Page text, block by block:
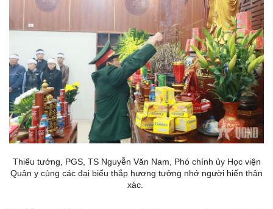
Thiếu tướng, PGS, TS Nguyễn Văn Nam, Phó chính ủy Học viện
Quân y cùng các đại biểu thắp hương tưởng nhớ người hiến thân
xác.